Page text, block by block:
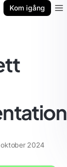
Kom igång
2024